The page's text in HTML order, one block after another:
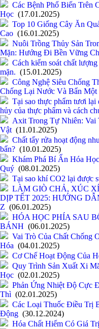
Các Bệnh Phổ Biến Trên
Học (17.01.2025)
Top 10 Giống Cây Ăn
Cao (16.01.2025)
Nuôi Trồng Thủy Sản
Mặn: Hướng Đi Bền Vững
Cách kiểm soát chất
mặn. (15.01.2025)
Công Nghệ Siêu Chống
Chống Lại Nước Và Bẩn Một
Tại sao thực phẩm tươi lại
hủy của thực phẩm và cách
Axit Trong Tự Nhiên: Vai
Vật (11.01.2025)
Chất tẩy rửa hoạt động
bẩn? (10.01.2025)
Khám Phá Bí Ẩn Hóa
Quý (08.01.2025)
Tại sao khí CO2 lại được
LÀM GIÒ CHẢ, XÚC
DỊP TẾT 2025: HƯỚNG
Z (06.01.2025)
HÓA HỌC PHÍA SAU
BÁNH (06.01.2025)
Vai Trò Của Chất Chống
Hóa (04.01.2025)
Cơ Chế Hoạt Động Của
Quy Trình Sản Xuất Xi
Học (02.01.2025)
Phản Ứng Nhiệt Độ Cực
Thì (02.01.2025)
Các Loại Thuốc Điều Trị
Động (30.12.2024)
Hóa Chất Hiếm Có Giá